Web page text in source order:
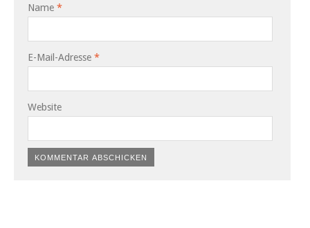
Name *
E-Mail-Adresse *
Website